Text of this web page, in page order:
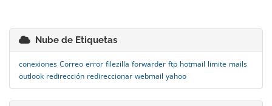
Nube de Etiquetas
conexiones Correo error filezilla forwarder ftp hotmail limite mails
outlook redirección redireccionar webmail yahoo